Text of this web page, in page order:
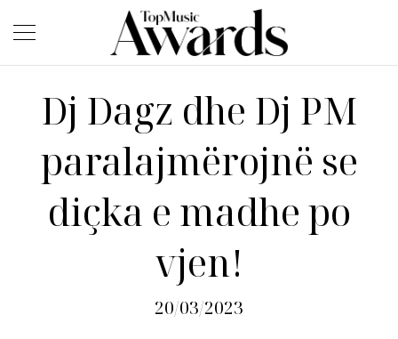
Dj Dagz dhe Dj PM
paralajmërojnë se
diçka e madhe po
vjen!
20/03/2023